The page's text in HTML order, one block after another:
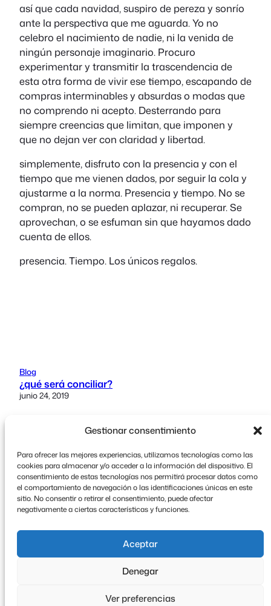
Gestionar consentimiento
Para ofrecer las mejores experiencias, utilizamos tecnologías como las
cookies para almacenar y/o acceder a la información del dispositivo. El
consentimiento de estas tecnologías nos permitirá procesar datos como
el comportamiento de navegación o las identificaciones únicas en este
sitio. No consentir o retirar el consentimiento, puede afectar
negativamente a ciertas características y funciones.
Aceptar
Denegar
Ver preferencias
así que cada navidad, suspiro de pereza y sonrío
ante la perspectiva que me aguarda. Yo no
celebro el nacimiento de nadie, ni la venida de
ningún personaje imaginario. Procuro
experimentar y transmitir la trascendencia de
esta otra forma de vivir ese tiempo, escapando de
compras interminables y absurdas o modas que
no comprendo ni acepto. Desterrando para
siempre creencias que limitan, que imponen y
que no dejan ver con claridad y libertad.
simplemente, disfruto con la presencia y con el
tiempo que me vienen dados, por seguir la cola y
ajustarme a la norma. Presencia y tiempo. No se
compran, no se pueden aplazar, ni recuperar. Se
aprovechan, o se esfuman sin que hayamos dado
cuenta de ellos.
presencia. Tiempo. Los únicos regalos.
Blog
¿qué será conciliar?
junio 24, 2019
películas y vidas reales
febrero 24, 2019
Blog
los que se van de omelas
mayo 19, 2018
© 2026 · Powered by WordPress andOllie